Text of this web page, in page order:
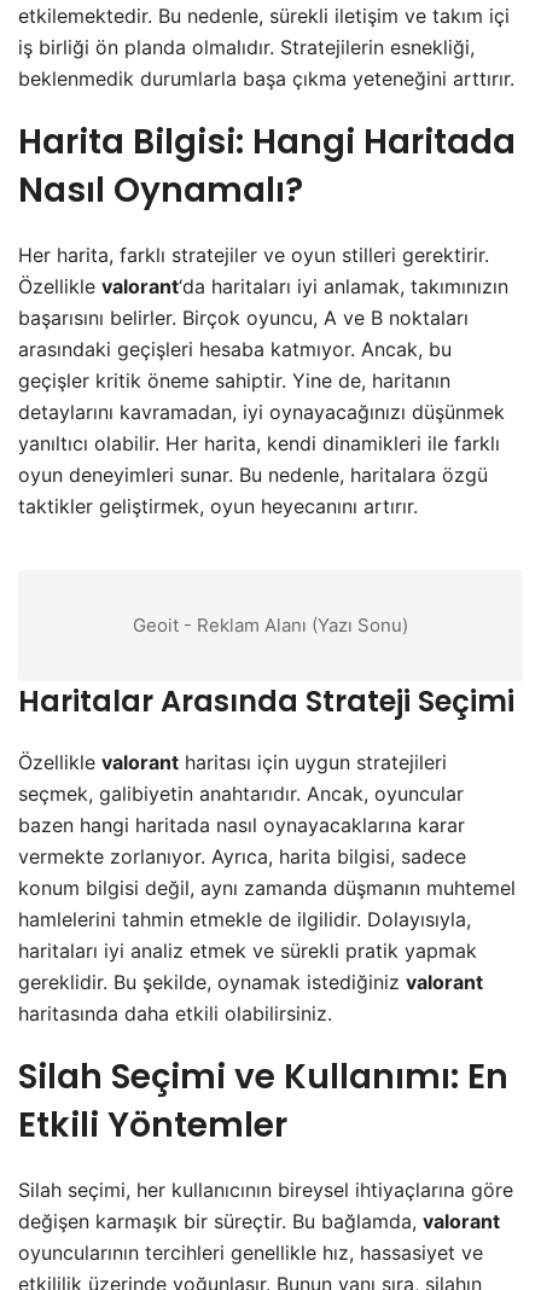
etkilemektedir. Bu nedenle, sürekli iletişim ve takım içi
iş birliği ön planda olmalıdır. Stratejilerin esnekliği,
beklenmedik durumlarla başa çıkma yeteneğini arttırır.
Harita Bilgisi: Hangi Haritada
Nasıl Oynamalı?
Her harita, farklı stratejiler ve oyun stilleri gerektirir.
Özellikle valorant‘da haritaları iyi anlamak, takımınızın
başarısını belirler. Birçok oyuncu, A ve B noktaları
arasındaki geçişleri hesaba katmıyor. Ancak, bu
geçişler kritik öneme sahiptir. Yine de, haritanın
detaylarını kavramadan, iyi oynayacağınızı düşünmek
yanıltıcı olabilir. Her harita, kendi dinamikleri ile farklı
oyun deneyimleri sunar. Bu nedenle, haritalara özgü
taktikler geliştirmek, oyun heyecanını artırır.
Geoit - Reklam Alanı (Yazı Sonu)
Haritalar Arasında Strateji Seçimi
Özellikle valorant haritası için uygun stratejileri
seçmek, galibiyetin anahtarıdır. Ancak, oyuncular
bazen hangi haritada nasıl oynayacaklarına karar
vermekte zorlanıyor. Ayrıca, harita bilgisi, sadece
konum bilgisi değil, aynı zamanda düşmanın muhtemel
hamlelerini tahmin etmekle de ilgilidir. Dolayısıyla,
haritaları iyi analiz etmek ve sürekli pratik yapmak
gereklidir. Bu şekilde, oynamak istediğiniz valorant
haritasında daha etkili olabilirsiniz.
Silah Seçimi ve Kullanımı: En
Etkili Yöntemler
Silah seçimi, her kullanıcının bireysel ihtiyaçlarına göre
değişen karmaşık bir süreçtir. Bu bağlamda, valorant
oyuncularının tercihleri genellikle hız, hassasiyet ve
etkililik üzerinde yoğunlaşır. Bunun yanı sıra, silahın